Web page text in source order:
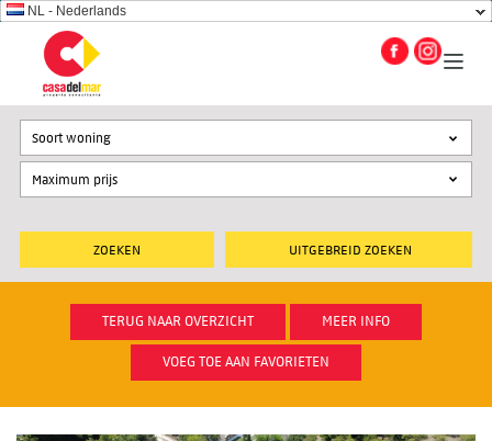
NL - Nederlands
UITGEBREID ZOEKEN
Soort woning
TERUG NAAR OVERZICHT MEER INFO
VOEG TOE AAN FAVORIETEN